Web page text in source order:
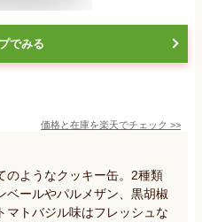
でみる
価格と在庫を楽天でチェック >>
のようなクッキー缶。2種類
ベールやパルメザン、黒胡椒
マトバジル味はフレッシュな